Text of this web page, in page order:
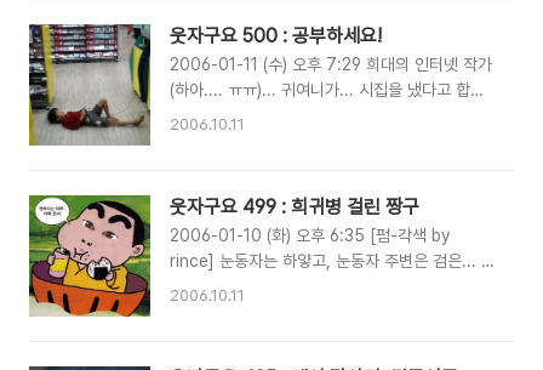
걱...... 잘못하다간 심장 멎겠다.... 널린게 강아
지....군요 ^^
웃자구요 500 : 공부하세요!
2006-01-11 (수) 오후 7:29 희대의 인터넷 작가
(하아.... ㅠㅠ)... 귀여니가... 시집을 냈다고 합니
다.... 시집에 실린 시를 아래 옮겨봤습니다.... 제
허락될 수 없는 이 세상의 가장 큰 거짓말. 제목 :
코스 신발 끈 더 꽉 묶어. 우리가 함께 할 코스는
백미터 단거리가 아니라 마라톤이야 이 멍청아. 제
목 : 착한여자 나쁜여자 착한 여자와 이별 하면 그
2006.10.11
웃자구요 499 : 희귀병 걸린 짱구
2006-01-10 (화) 오후 6:35 [펌-각색 by
rince] 눈동자는 하얗고, 눈동자 주변은 검은... 희
귀병에 걸린 아이가 있었으니... 바로 TV에서도
2006.10.11